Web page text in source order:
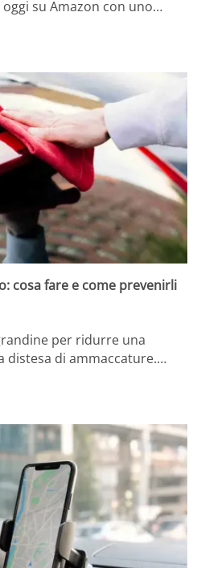
su Amazon con uno…
cosa fare e come prevenirli
per ridurre una
distesa di ammaccature.…